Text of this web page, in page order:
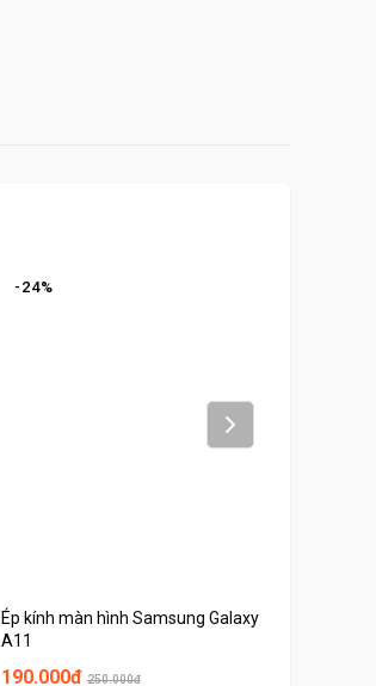
- 24%
Ép kính màn hình Samsung Galaxy
A11
190.000đ 250.000đ
Next